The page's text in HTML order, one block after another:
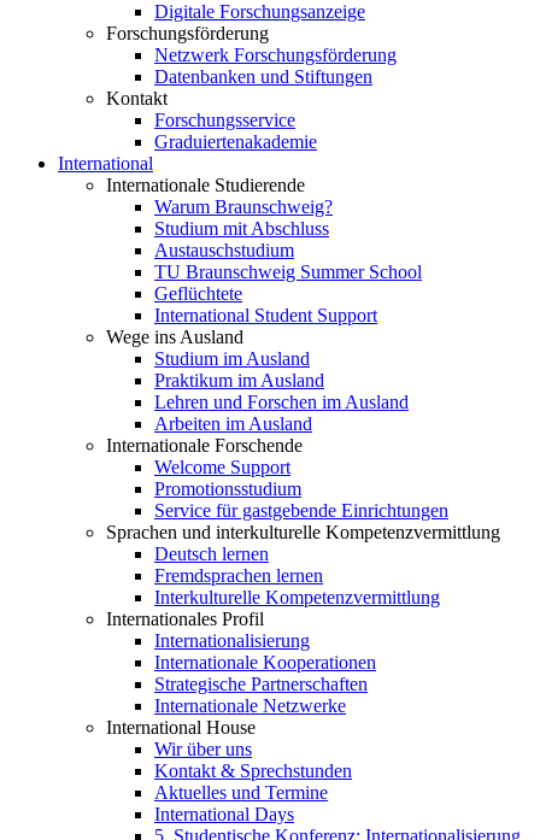
Digitale Forschungsanzeige
Forschungsförderung
Netzwerk Forschungsförderung
Datenbanken und Stiftungen
Kontakt
Forschungsservice
Graduiertenakademie
International
Internationale Studierende
Warum Braunschweig?
Studium mit Abschluss
Austauschstudium
TU Braunschweig Summer School
Geflüchtete
International Student Support
Wege ins Ausland
Studium im Ausland
Praktikum im Ausland
Lehren und Forschen im Ausland
Arbeiten im Ausland
Internationale Forschende
Welcome Support
Promotionsstudium
Service für gastgebende Einrichtungen
Sprachen und interkulturelle Kompetenzvermittlung
Deutsch lernen
Fremdsprachen lernen
Interkulturelle Kompetenzvermittlung
Internationales Profil
Internationalisierung
Internationale Kooperationen
Strategische Partnerschaften
Internationale Netzwerke
International House
Wir über uns
Kontakt & Sprechstunden
Aktuelles und Termine
International Days
5. Studentische Konferenz: Internationalisierung